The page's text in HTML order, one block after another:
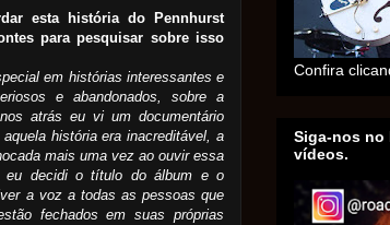
esta história do Pennhurst
para pesquisar sobre isso
em histórias interessantes e
e abandonados, sobre a
atrás eu vi um documentário
história era inacreditável, a
mais uma vez ao ouvir essa
eu decidi o título do álbum e o
a voz a todas as pessoas que
fechados em suas próprias
Confira
Siga-nos no
vídeos.